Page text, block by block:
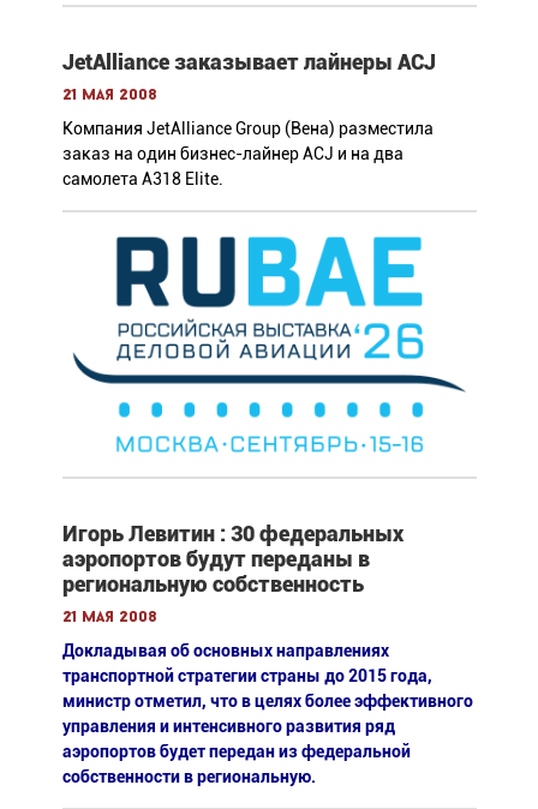
JetAlliance заказывает лайнеры ACJ
21 мая 2008
Компания JetAlliance Group (Вена) разместила
заказ на один бизнес-лайнер ACJ и на два
самолета A318 Elite.
Игорь Левитин : 30 федеральных
аэропортов будут переданы в
региональную собственность
21 мая 2008
Докладывая об основных направлениях
транспортной стратегии страны до 2015 года,
министр отметил, что в целях более эффективного
управления и интенсивного развития ряд
аэропортов будет передан из федеральной
собственности в региональную.